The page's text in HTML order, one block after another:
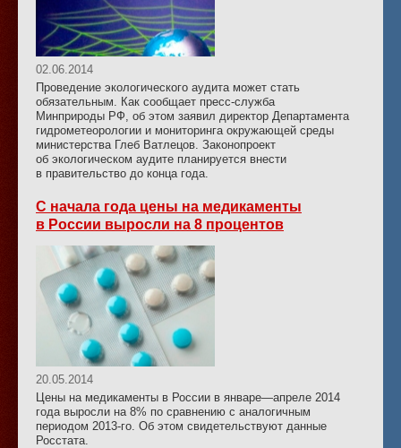
02.06.2014
Проведение экологического аудита может стать
обязательным. Как сообщает пресс-служба
Минприроды РФ, об этом заявил директор Департамента
гидрометеорологии и мониторинга окружающей среды
министерства Глеб Ватлецов. Законопроект
об экологическом аудите планируется внести
в правительство до конца года.
С начала года цены на медикаменты
в России выросли на 8 процентов
20.05.2014
Цены на медикаменты в России в январе—апреле 2014
года выросли на 8% по сравнению с аналогичным
периодом 2013-го. Об этом свидетельствуют данные
Росстата.